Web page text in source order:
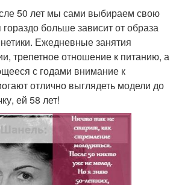
50 лет мы сами выбираем свою
больше зависит от образа
Ежедневные занятия
трепетное отношение к питанию, а
с годами внимание к
отлично выглядеть модели до
ей 58 лет!